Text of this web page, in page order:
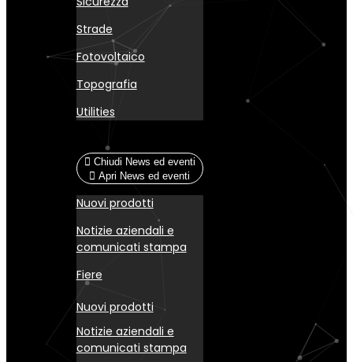
Strade
Fotovoltaico
Topografia
Utilities
News ed eventi
Chiudi News ed eventi
Apri News ed eventi
Nuovi prodotti
Notizie aziendali e
comunicati stampa
Fiere
Nuovi prodotti
Notizie aziendali e
comunicati stampa